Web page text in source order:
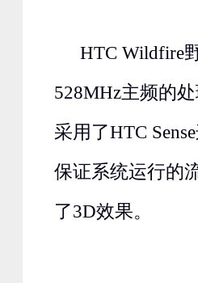
HTC Wildfire
528MHz主频的
采用了HTC
保证系统运行的
了3D效果。